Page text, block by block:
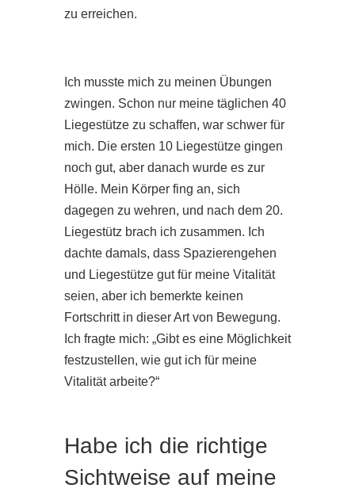
zu erreichen.
Ich musste mich zu meinen Übungen
zwingen. Schon nur meine täglichen 40
Liegestütze zu schaffen, war schwer für
mich. Die ersten 10 Liegestütze gingen
noch gut, aber danach wurde es zur
Hölle. Mein Körper fing an, sich
dagegen zu wehren, und nach dem 20.
Liegestütz brach ich zusammen. Ich
dachte damals, dass Spazierengehen
und Liegestütze gut für meine Vitalität
seien, aber ich bemerkte keinen
Fortschritt in dieser Art von Bewegung.
Ich fragte mich: „Gibt es eine Möglichkeit
festzustellen, wie gut ich für meine
Vitalität arbeite?“
Habe ich die richtige
Sichtweise auf meine